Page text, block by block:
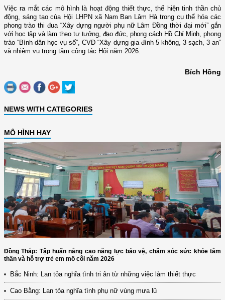
Việc ra mắt các mô hình là hoạt động thiết thực, thể hiện tinh thần chủ
động, sáng tạo của Hội LHPN xã Nam Ban Lâm Hà trong cụ thể hóa các
phong trào thi đua “Xây dựng người phụ nữ Lâm Đồng thời đại mới”gắn
với học tậpvàlàm theo tư tưởng, đạo đức, phong cách Hồ Chí Minh, phong
trào “Bình dân học vụ số”, CVĐ “Xây dựng gia đình 5 không, 3 sạch, 3 an”
và nhiệm vụ trọng tâm công tác Hội năm 2026.
Bích Hồng
NEWS WITH CATEGORIES
MÔ HÌNH HAY
Đồng Tháp: Tập huấn nâng cao năng lực bảo vệ, chăm sóc sức khỏe tâm
thần và hỗ trợ trẻ em mồ côi năm 2026
Bắc Ninh: Lan tỏa nghĩa tình tri ân từ những việc làm thiết thực
Cao Bằng: Lan tỏa nghĩa tình phụ nữ vùng mưa lũ